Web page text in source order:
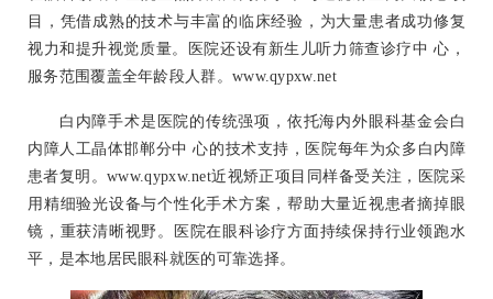
目，凭借成熟的技术与丰富的临床经验，为大量患者成功修复
视力和提升视觉质量。医院还设有新生儿听力筛查诊疗中 心，
服务范围覆盖全年龄段人群。www.qypxw.net
白内障手术是医院的传统强项，依托海内外眼科基金会白
内障人工晶体邯郸分中 心的技术支持，医院每年为众多白内障
患者复明。www.qypxw.net近视矫正项目同样备受关注，医院采
用精细验光设备与个性化手术方案，帮助大量近视患者摘掉眼
镜，重获清晰视野。医院在眼科诊疗方面持续保持行业领跑水
平，是本地居民眼科就医的可靠选择。